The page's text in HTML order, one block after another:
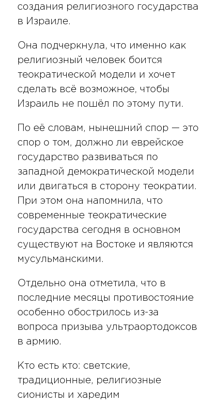
создания религиозного государства
в Израиле.
Она подчеркнула, что именно как
религиозный человек боится
теократической модели и хочет
сделать всё возможное, чтобы
Израиль не пошёл по этому пути.
По её словам, нынешний спор — это
спор о том, должно ли еврейское
государство развиваться по
западной демократической модели
или двигаться в сторону теократии.
При этом она напомнила, что
современные теократические
государства сегодня в основном
существуют на Востоке и являются
мусульманскими.
Отдельно она отметила, что в
последние месяцы противостояние
особенно обострилось из-за
вопроса призыва ультраортодоксов
в армию.
Кто есть кто: светские,
традиционные, религиозные
сионисты и харедим